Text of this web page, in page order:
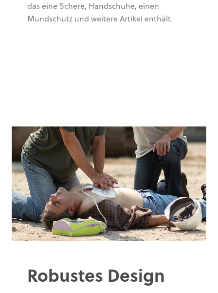
das eine Schere, Handschuhe, einen
Mundschutz und weitere Artikel enthält.
Robustes Design